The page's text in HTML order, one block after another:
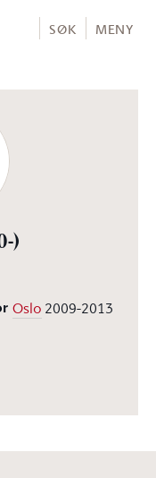
SØK MENY
)
Oslo 2009-2013